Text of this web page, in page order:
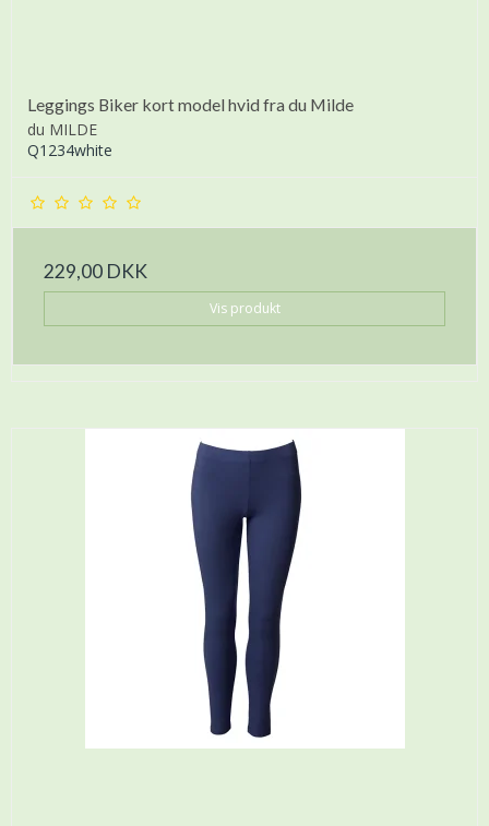
Leggings Biker kort model hvid fra du Milde
du MILDE
Q1234white
229,00 DKK
Vis produkt